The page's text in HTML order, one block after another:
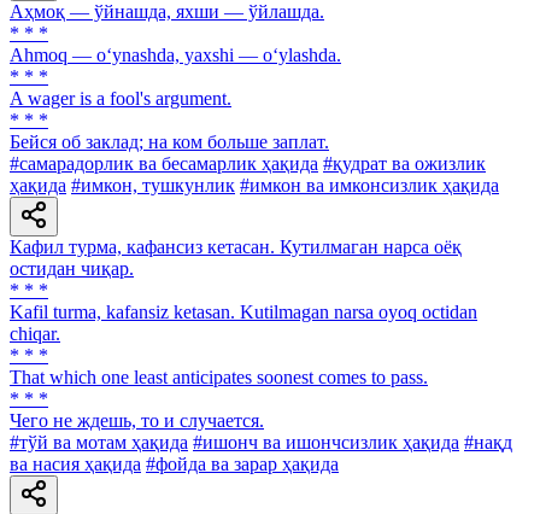
Аҳмоқ — ўйнашда, яхши — ўйлашда.
* * *
Ahmoq — o‘ynashda, yaxshi — o‘ylashda.
* * *
A wager is a fool's argument.
* * *
Бейся об заклад; на ком больше заплат.
#самарадорлик ва бесамарлик ҳақида #қудрат ва ожизлик
ҳақида #имкон, тушкунлик #имкон ва имконсизлик ҳақида
Кафил турма, кафансиз кетасан. Кутилмаган нарса оёқ
оcтидан чиқар.
* * *
Kafil turma, kafansiz ketasan. Kutilmagan narsa oyoq octidan
chiqar.
* * *
That which one least anticipates soonest comes to pass.
* * *
Чего не ждешь, то и случается.
#тўй ва мотам ҳақида #ишонч ва ишончсизлик ҳақида #нақд
ва насия ҳақида #фойда ва зарар ҳақида